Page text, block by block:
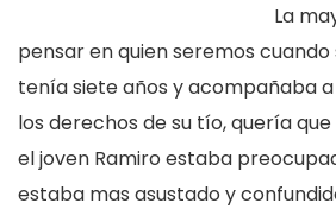
La
pensar en quien seremos
tenía siete años y acompañaba
los derechos de su tío, quería
el joven Ramiro estaba
estaba mas asustado y